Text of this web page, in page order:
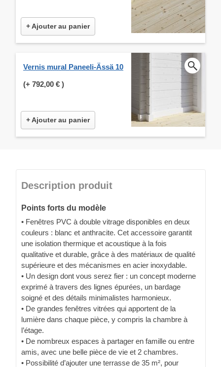
+ Ajouter au panier
Vernis mural Paneeli-Ässä 10
(+ 792,00 € )
+ Ajouter au panier
Description produit
Points forts du modèle
• Fenêtres PVC à double vitrage disponibles en deux
couleurs : blanc et anthracite. Cet accessoire garantit
une isolation thermique et acoustique à la fois
qualitative et durable, grâce à des matériaux de qualité
supérieure et des mécanismes en acier inoxydable.
• Un design dont vous serez fier : un concept moderne
exprimé à travers des lignes épurées, un bardage
soigné et des détails minimalistes harmonieux.
• De grandes fenêtres vitrées qui apportent de la
lumière dans chaque pièce, y compris la chambre à
l’étage.
• De nombreux espaces à partager en famille ou entre
amis, avec une belle pièce de vie et 2 chambres.
• Possibilité d’ajouter une terrasse de 35 m², pour